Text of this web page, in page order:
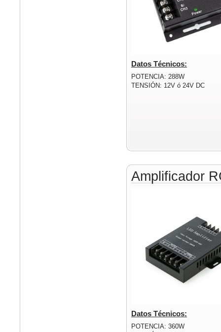
Datos Técnicos:
POTENCIA: 288W
TENSIÓN: 12V ó 24V DC
Amplificador
Datos Técnicos:
POTENCIA: 360W